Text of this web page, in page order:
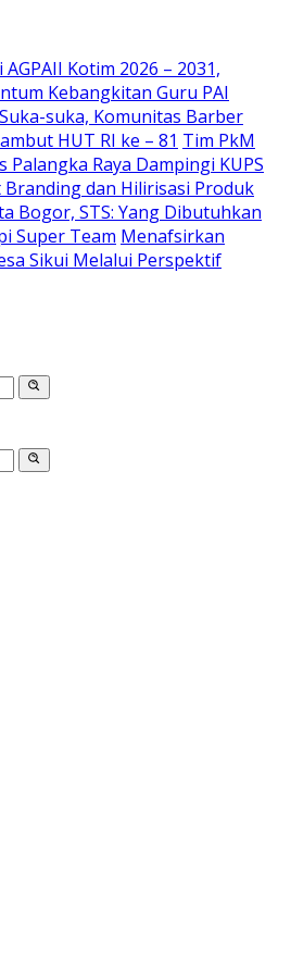
Kotim 2026 – 2031,
Kebangkitan Guru PAI
suka, Komunitas Barber
HUT RI ke – 81 Tim PkM
Raya Dampingi KUPS
dan Hilirisasi Produk
Bogor, STS: Yang Dibutuhkan
Super Team Menafsirkan
Sikui Melalui Perspektif